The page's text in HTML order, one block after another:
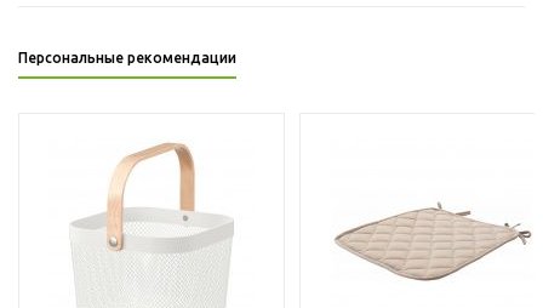
Персональные рекомендации